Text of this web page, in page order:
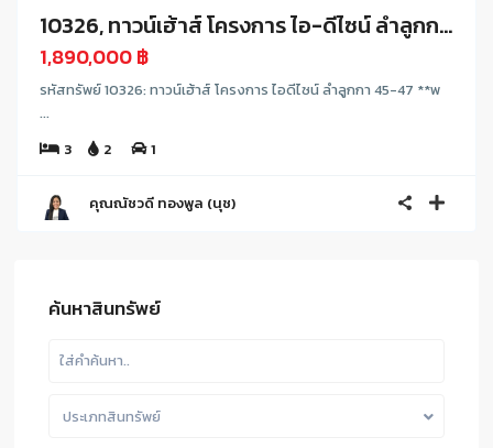
10326, ทาวน์เฮ้าส์ โครงการ ไอ-ดีไซน์ ลำลูกก...
1,890,000 ฿
รหัสทรัพย์ 10326: ทาวน์เฮ้าส์ โครงการ ไอดีไซน์ ลำลูกกา 45-47 **พ
...
3
2 1
คุณณัชวดี ทองพูล (นุช)
ค้นหาสินทรัพย์
ประเภทสินทรัพย์